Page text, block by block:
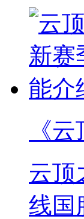
《
云顶
线国